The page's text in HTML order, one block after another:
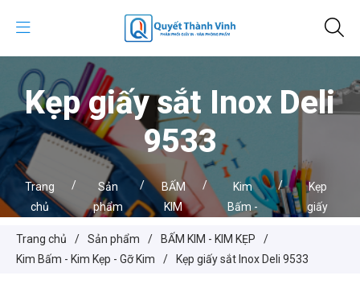
Kẹp giấy sắt Inox Deli
9533
Trang
chủ
/
Sản
phẩm
/
BẤM
KIM
KIM
KẸP
/
Kim
Bấm -
Kẹp -
Gỡ Kim
/
Kẹp
giấy
Trang chủ / Sản phẩm / BẤM KIM - KIM KẸP
/
Kim Bấm - Kim Kẹp - Gỡ Kim
/ Kẹp giấy sắt Inox Deli 9533